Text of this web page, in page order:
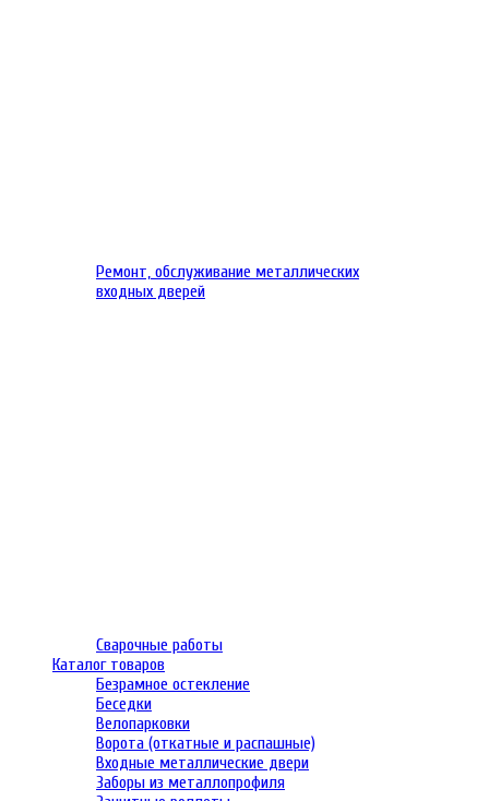
Ремонт, обслуживание металлических
входных дверей
Сварочные работы
Каталог товаров
Безрамное остекление
Беседки
Велопарковки
Ворота (откатные и распашные)
Входные металлические двери
Заборы из металлопрофиля